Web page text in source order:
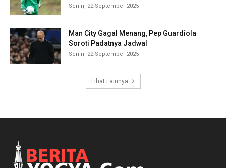
Senin, 22 September 2025
Man City Gagal Menang, Pep Guardiola
Soroti Padatnya Jadwal
Senin, 22 September 2025
Lihat Lainnya